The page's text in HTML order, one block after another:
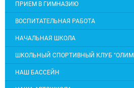
ПРИЕМ В ГИМНАЗИЮ
ВОСПИТАТЕЛЬНАЯ РАБОТА
НАЧАЛЬНАЯ ШКОЛА
ШКОЛЬНЫЙ СПОРТИВНЫЙ КЛУБ
НАШ БАССЕЙН